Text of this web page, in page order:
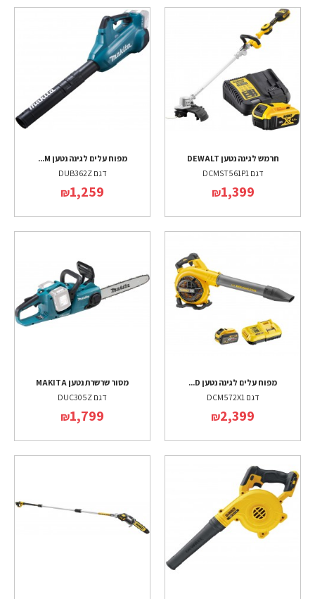
חרמש לגינה נטען DEWALT
דגם DCMST561P1
₪1,399
מפוח עלים לגינה נטען M...
דגם DUB362Z
₪1,259
מפוח עלים לגינה נטען D...
דגם DCM572X1
₪2,399
מסור שרשרת נטען MAKITA
דגם DUC305Z
₪1,799